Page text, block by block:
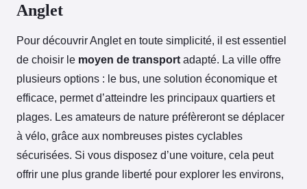
Anglet
Pour découvrir Anglet en toute simplicité, il est essentiel
de choisir le moyen de transport adapté. La ville offre
plusieurs options : le bus, une solution économique et
efficace, permet d’atteindre les principaux quartiers et
plages. Les amateurs de nature préfèreront se déplacer
à vélo, grâce aux nombreuses pistes cyclables
sécurisées. Si vous disposez d’une voiture, cela peut
offrir une plus grande liberté pour explorer les environs,